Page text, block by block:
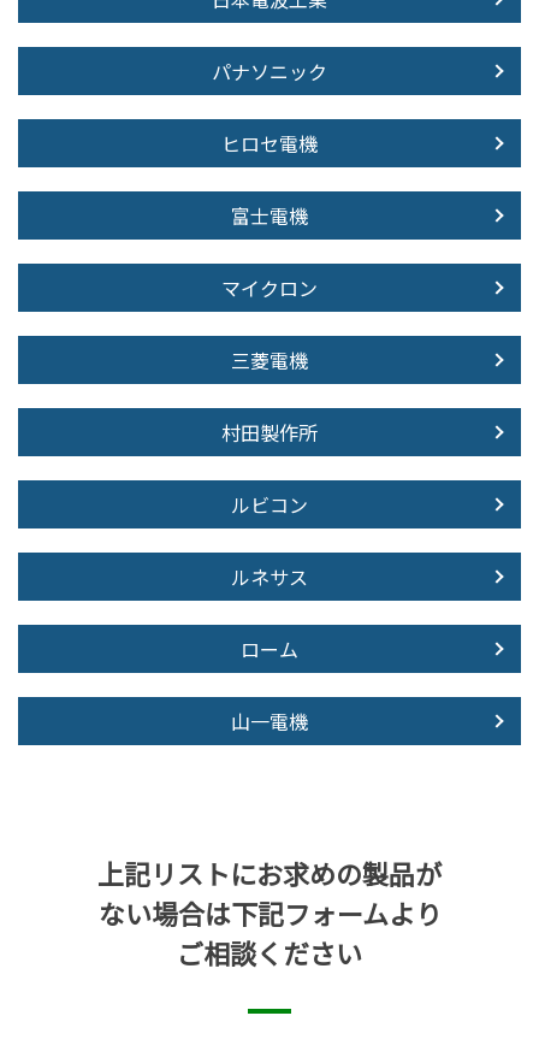
パナソニック
ヒロセ電機
富士電機
マイクロン
三菱電機
村田製作所
ルビコン
ルネサス
ローム
山一電機
上記リストにお求めの製品が
ない場合は下記フォームより
ご相談ください